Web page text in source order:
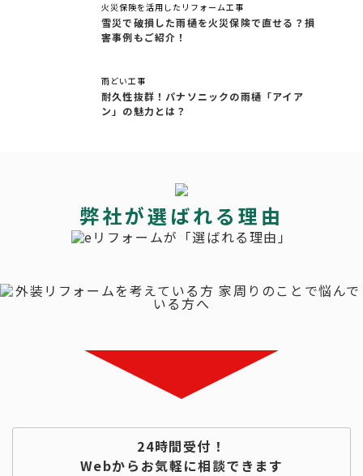
火災保険を活用したリフォーム工事
雪災で破損した雨樋を火災保険で直せる？損
害事例もご紹介！
雨どい工事
耐久性抜群！パナソニックの雨樋「アイア
ン」の魅力とは？
弊社が選ばれる理由
24時間受付！
Webからお気軽に相談できます